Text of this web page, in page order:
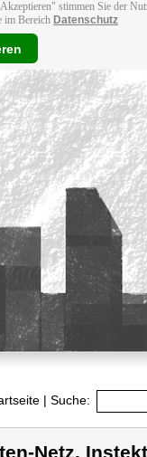
stimmen Sie der
im Bereich Datenschutz
| Suche:
Netz,